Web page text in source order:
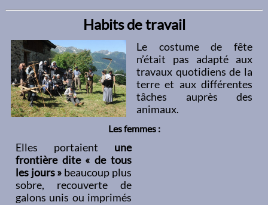
Habits de travail
Le costume de fête
n’était pas adapté aux
travaux quotidiens de la
terre et aux différentes
tâches auprès des
animaux.
Les femmes :
Elles portaient une
frontière dite « de tous
les jours » beaucoup plus
sobre, recouverte de
galons unis ou imprimés